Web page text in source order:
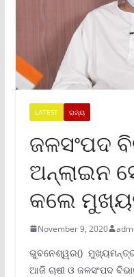
LATEST ରାଜ୍ୟ
ଜଳସଂପଦ
ଅନ୍‌ଲାଇନ
କଲେ
November 9, 2020
ଭୁବନେଶ୍ୱର()
ଆଜି ଚାଷୀ ଓ ଜଳସଂପଦ